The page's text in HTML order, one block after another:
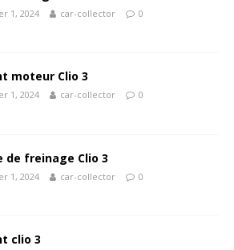
1, 2024 car-collector 0
moteur Clio 3
1, 2024 car-collector 0
de freinage Clio 3
1, 2024 car-collector 0
clio 3